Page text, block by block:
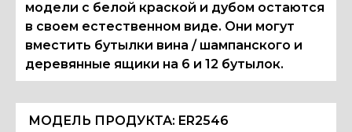
модели с белой краской и дубом остаются
в своем естественном виде. Они могут
вместить бутылки вина / шампанского и
деревянные ящики на 6 и 12 бутылок.
МОДЕЛЬ ПРОДУКТА: ER2546